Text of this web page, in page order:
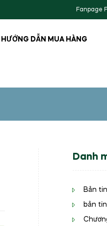
Fanpage
HƯỚNG DẪN MUA HÀNG
Danh
Bản
bản